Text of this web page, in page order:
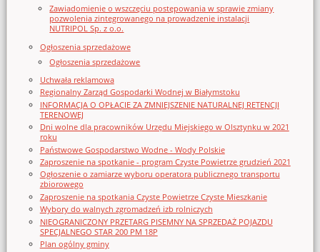
Zawiadomienie o wszczęciu postępowania w sprawie zmiany
pozwolenia zintegrowanego na prowadzenie instalacji
NUTRIPOL Sp. z o.o.
Ogłoszenia sprzedażowe
Ogłoszenia sprzedażowe
Uchwała reklamowa
Regionalny Zarząd Gospodarki Wodnej w Białymstoku
INFORMACJA O OPŁACIE ZA ZMNIEJSZENIE NATURALNEJ RETENCJI
TERENOWEJ
Dni wolne dla pracowników Urzędu Miejskiego w Olsztynku w 2021
roku
Państwowe Gospodarstwo Wodne - Wody Polskie
Zaproszenie na spotkanie - program Czyste Powietrze grudzień 2021
Ogłoszenie o zamiarze wyboru operatora publicznego transportu
zbiorowego
Zaproszenie na spotkania Czyste Powietrze Czyste Mieszkanie
Wybory do walnych zgromadzeń izb rolniczych
NIEOGRANICZONY PRZETARG PISEMNY NA SPRZEDAŻ POJAZDU
SPECJALNEGO STAR 200 PM 18P
Plan ogólny gminy